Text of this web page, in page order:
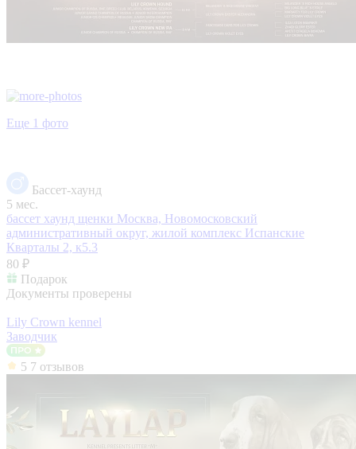
Еще 1 фото
Бассет-хаунд
5 мес.
бассет хаунд щенки Москва, Новомосковский
административный округ, жилой комплекс Испанские
Кварталы 2, к5.3
80 ₽
Подарок
Документы проверены
Lily Crown kennel
Заводчик
5 7 отзывов